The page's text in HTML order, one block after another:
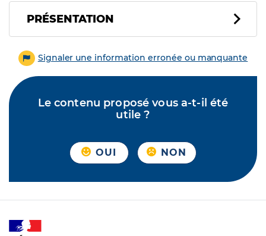
PRÉSENTATION
Signaler une information erronée ou manquante
Le contenu proposé vous a-t-il été
utile ?
OUI NON